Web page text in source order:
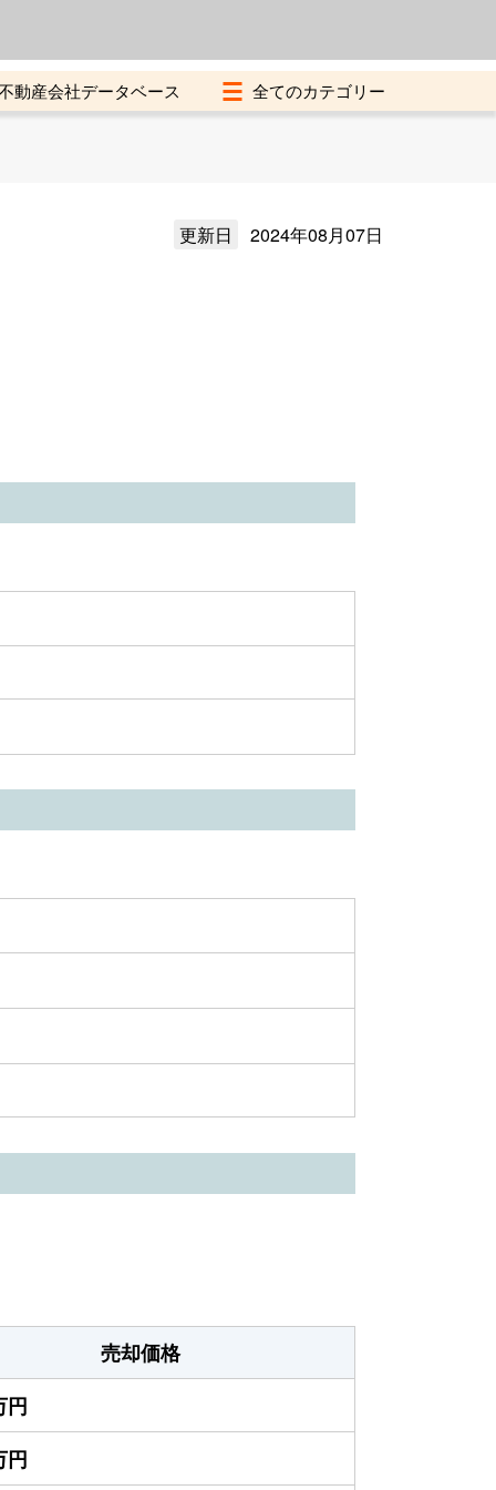
動産会社データベース
更新日 2024年08月07日
売却価格
円
円